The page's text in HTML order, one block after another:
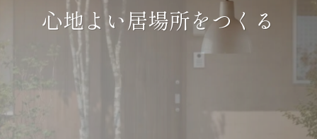
心地よい居場所をつくる